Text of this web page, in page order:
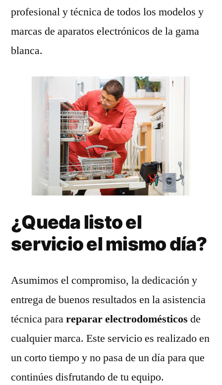
profesional y técnica de todos los modelos y
marcas de aparatos electrónicos de la gama
blanca.
¿Queda listo el
servicio el mismo día?
Asumimos el compromiso, la dedicación y
entrega de buenos resultados en la asistencia
técnica parareparar electrodomésticos de
cualquier marca. Este servicio es realizado en
un corto tiempo y no pasa de un día para que
continúes disfrutando de tu equipo.